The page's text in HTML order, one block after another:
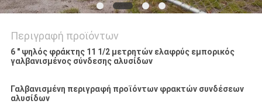
Περιγραφή προϊόντων
6 " ψηλός φράκτης 11 1/2 μετρητών ελαφρύς εμπορικός
γαλβανισμένος σύνδεσης αλυσίδων
Γαλβανισμένη περιγραφή προϊόντων φρακτών συνδέσεων
αλυσίδων